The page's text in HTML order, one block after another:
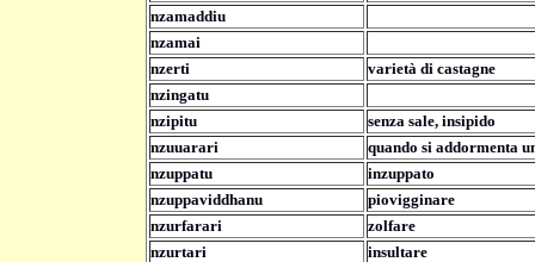
nzamaddiu
nzamai
nzerti
varietà di castagne
nzingatu
nzipitu
senza sale, insipido
nzuuarari
quando si addormenta
nzuppatu
inzuppato
nzuppaviddhanu
piovigginare
nzurfarari
zolfare
nzurtari
insultare